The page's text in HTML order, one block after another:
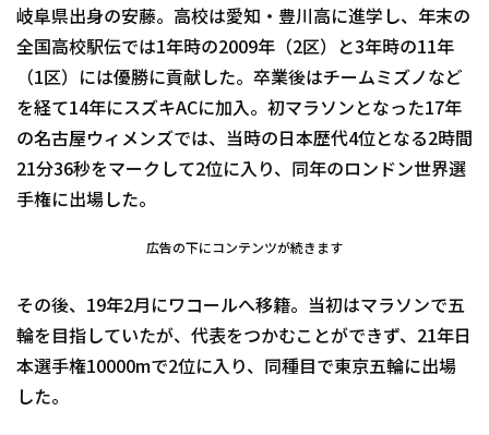
岐阜県出身の安藤。高校は愛知・豊川高に進学し、年末の
全国高校駅伝では1年時の2009年（2区）と3年時の11年
（1区）には優勝に貢献した。卒業後はチームミズノなど
を経て14年にスズキACに加入。初マラソンとなった17年
の名古屋ウィメンズでは、当時の日本歴代4位となる2時間
21分36秒をマークして2位に入り、同年のロンドン世界選
手権に出場した。
広告の下にコンテンツが続きます
その後、19年2月にワコールへ移籍。当初はマラソンで五
輪を目指していたが、代表をつかむことができず、21年日
本選手権10000mで2位に入り、同種目で東京五輪に出場
した。